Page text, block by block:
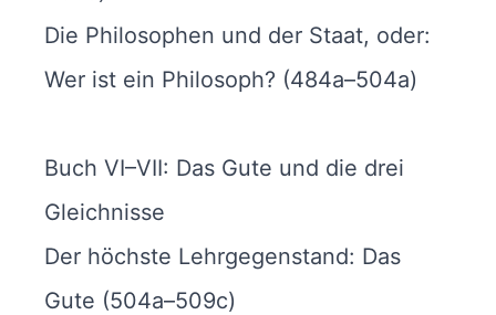
Die Philosophen und der Staat, oder:
Wer ist ein Philosoph? (484a–504a)
Buch VI–VII: Das Gute und die drei
Gleichnisse
Der höchste Lehrgegenstand: Das
Gute (504a–509c)